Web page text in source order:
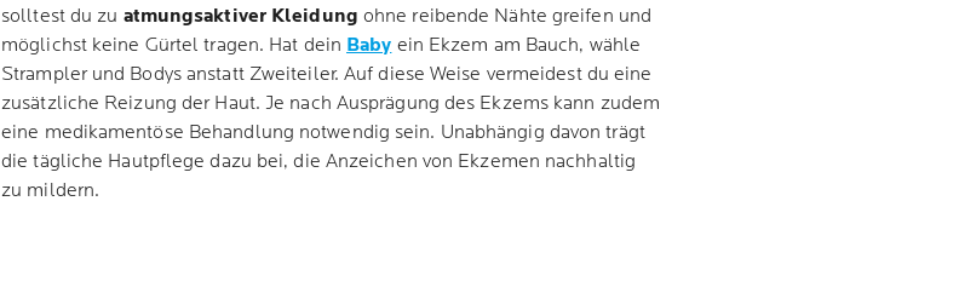
solltest du zu atmungsaktiver Kleidung ohne reibende Nähte greifen und
möglichst keine Gürtel tragen. Hat dein Baby ein Ekzem am Bauch, wähle
Strampler und Bodys anstatt Zweiteiler. Auf diese Weise vermeidest du eine
zusätzliche Reizung der Haut. Je nach Ausprägung des Ekzems kann zudem
eine medikamentöse Behandlung notwendig sein. Unabhängig davon trägt
die tägliche Hautpflege dazu bei, die Anzeichen von Ekzemen nachhaltig
zu mildern.